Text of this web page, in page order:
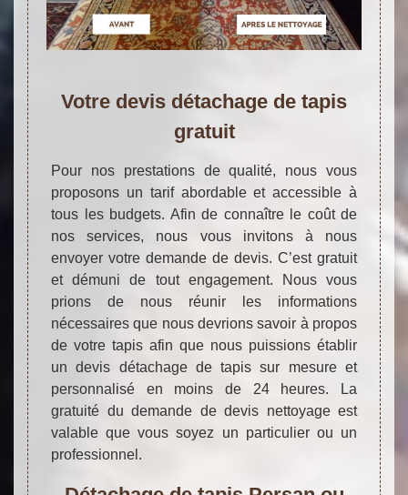
Votre devis détachage de tapis
gratuit
Pour nos prestations de qualité, nous vous
proposons un tarif abordable et accessible à
tous les budgets. Afin de connaître le coût de
nos services, nous vous invitons à nous
envoyer votre demande de devis. C’est gratuit
et démuni de tout engagement. Nous vous
prions de nous réunir les informations
nécessaires que nous devrions savoir à propos
de votre tapis afin que nous puissions établir
un devis détachage de tapis sur mesure et
personnalisé en moins de 24 heures. La
gratuité du demande de devis nettoyage est
valable que vous soyez un particulier ou un
professionnel.